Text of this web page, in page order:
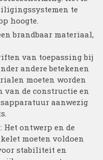
te
hoogte.
brandbaar materiaal,
van toepassing bij
andere betekenen
moeten worden
van de constructie en
aanwezig
ontwerp en de
moeten voldoen
stabiliteit en